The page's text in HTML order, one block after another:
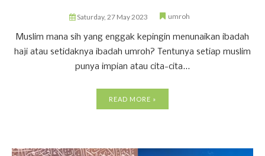
Saturday, 27 May 2023 umroh
Muslim mana sih yang enggak kepingin menunaikan ibadah
haji atau setidaknya ibadah umroh? Tentunya setiap muslim
punya impian atau cita-cita...
READ MORE »